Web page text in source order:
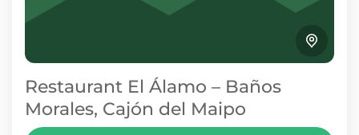
Restaurant El Álamo – Baños
Morales, Cajón del Maipo